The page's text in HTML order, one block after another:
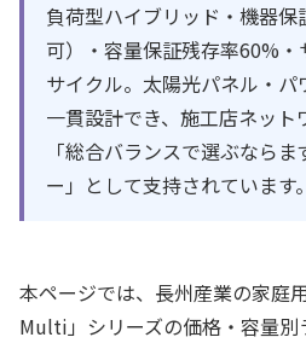
負荷型ハイブリッド・機器
可）・容量保証残存率60%
サイクル。太陽光パネル・
一貫設計でき、施工店ネット
「総合バランスで選ぶなら
ー」として支持されています。
本ページでは、長州産業の家庭
Multi」シリーズの価格・容量別